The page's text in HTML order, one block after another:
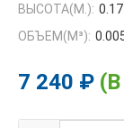
ВЫСОТА(М.): 0.17
ОБЪЕМ(M³):
7 240 ₽